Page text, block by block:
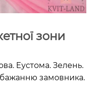
зони
Еустома. Зелень.
бажанню замовника.